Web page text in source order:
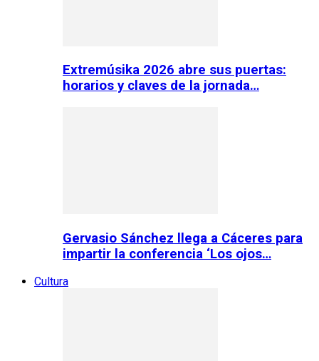
Extremúsika 2026 abre sus puertas:
horarios y claves de la jornada…
Gervasio Sánchez llega a Cáceres para
impartir la conferencia ‘Los ojos…
Cultura